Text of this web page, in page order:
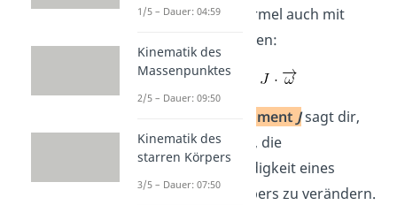
kannst du die Formel auch mit
Vektoren schreiben:
Trägheitsmoment Jsagt dir,
wie schwer es ist, die
Winkelgeschwindigkeit eines
rotierenden Körpers zu verändern.
1/5 – Dauer: 04:59
Kinematik des
Massenpunktes
2/5 – Dauer: 09:50
Kinematik des
starren Körpers
3/5 – Dauer: 07:50